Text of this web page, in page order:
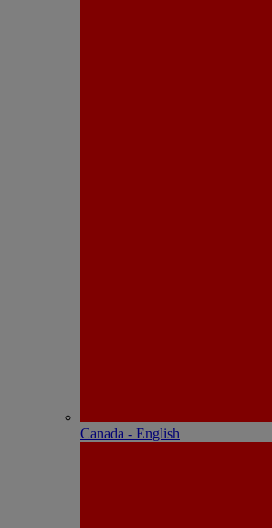
Canada - English